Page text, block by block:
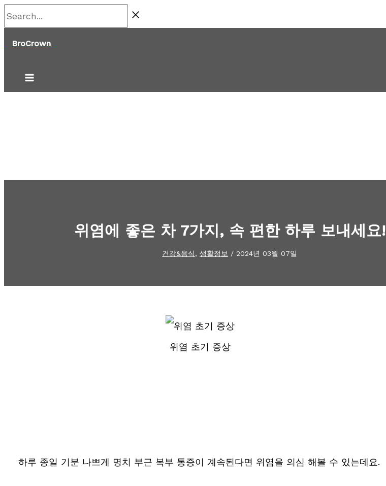
콘
Search...
BroCrown
위염에 좋은 차 7가지, 속 편한 하루 보내세요!
건강&음식, 생활정보 / 2024년 03월 07일
위염 초기 증상
하루 종일 기분 나쁘게 명치 부근 복부 통증이 계속된다면 위염을 의심 해볼 수 있는데요.